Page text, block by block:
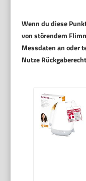
Wenn du diese
von störendem
Messdaten an oder
Nutze